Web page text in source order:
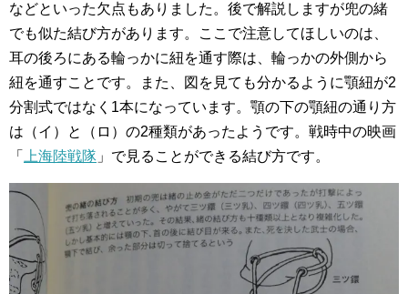
などといった欠点もありました。後で解説しますが兜の緒
でも似た結び方があります。ここで注意してほしいのは、
耳の後ろにある輪っかに紐を通す際は、輪っかの外側から
紐を通すことです。また、図を見ても分かるように顎紐が2
分割式ではなく1本になっています。顎の下の顎紐の通り方
は（イ）と（ロ）の2種類があったようです。戦時中の映画
「
上海陸戦隊 」で見ることができる結び方です。